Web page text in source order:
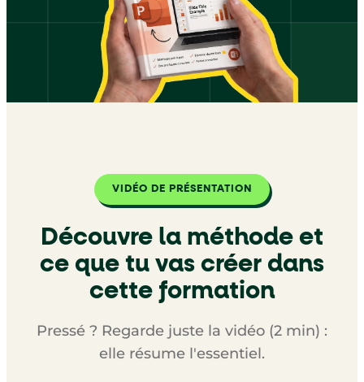
VIDÉO DE PRÉSENTATION
Découvre la méthode et
ce que tu vas créer dans
cette formation
Pressé ? Regarde juste la vidéo (2 min) :
elle résume l'essentiel.